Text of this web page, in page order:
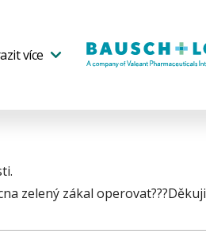
více
zelený zákal operovat???Děkuji